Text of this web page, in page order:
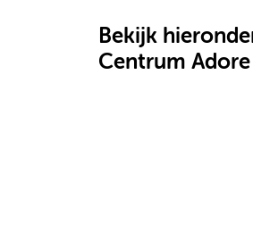
Bekijk
Centrum Adore